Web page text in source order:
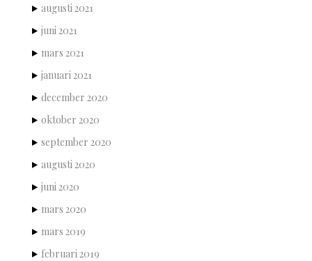
augusti 2021
juni 2021
mars 2021
januari 2021
december 2020
oktober 2020
september 2020
augusti 2020
juni 2020
mars 2020
mars 2019
februari 2019